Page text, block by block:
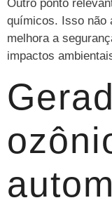
Outro ponto
químicos. Isso não
melhora a
impactos